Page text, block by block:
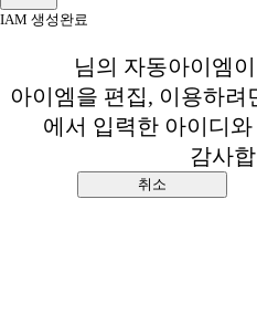
IAM 생성완료
님의 자동아이엠
아이엠을 편집, 이용하
에서 입력한 아이디
감사
취소